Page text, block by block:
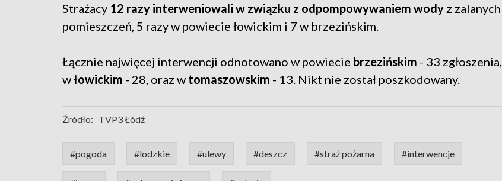
Strażacy 12 razy interweniowali w związku z odpompowywaniem wody z zalanych
pomieszczeń, 5 razy w powiecie łowickim i 7 w brzezińskim.
Łącznie najwięcej interwencji odnotowano w powiecie brzezińskim - 33 zgłoszenia,
włowickim - 28, oraz w tomaszowskim - 13. Nikt nie został poszkodowany.
Źródło: TVP3 Łódź
#pogoda #lodzkie #ulewy #deszcz #straż pożarna #interwencje